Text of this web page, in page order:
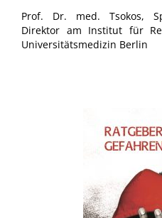
Prof. Dr. med. Tsokos,
Direktor am Institut für
Universitätsmedizin Berlin